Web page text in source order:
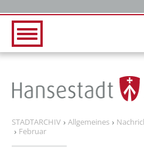
STADTARCHIV Allgemeines
Februar